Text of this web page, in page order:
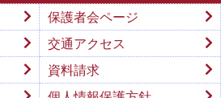
保護者会ページ
交通アクセス
資料請求